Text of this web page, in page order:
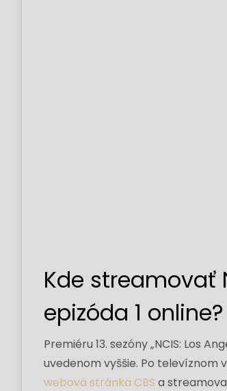
Kde streamovať
epizóda 1 online?
Premiéru 13. sezóny „NCIS: Los
uvedenom vyššie. Po televíznom
webová stránka CBS a